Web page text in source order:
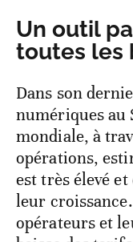
Un outil
toutes les
Dans son
numériques au
mondiale, à
opérations,
est très élevé
leur
opérateurs et